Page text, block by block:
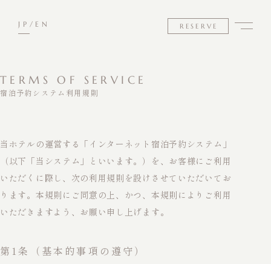
EN
JP RESERVE
TERMS OF SERVICE
宿泊予約システム利用規則
当ホテルの運営する「インターネット宿泊予約システム」
（以下「当システム」といいます。）を、お客様にご利用
いただくに際し、次の利用規則を設けさせていただいてお
ります。本規則にご同意の上、かつ、本規則によりご利用
いただきますよう、お願い申し上げます。
第1条（基本的事項の遵守）